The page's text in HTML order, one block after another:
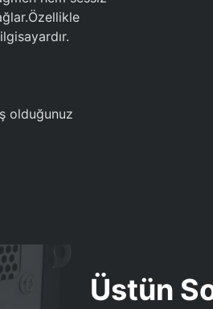
olduğunuz
Üstün